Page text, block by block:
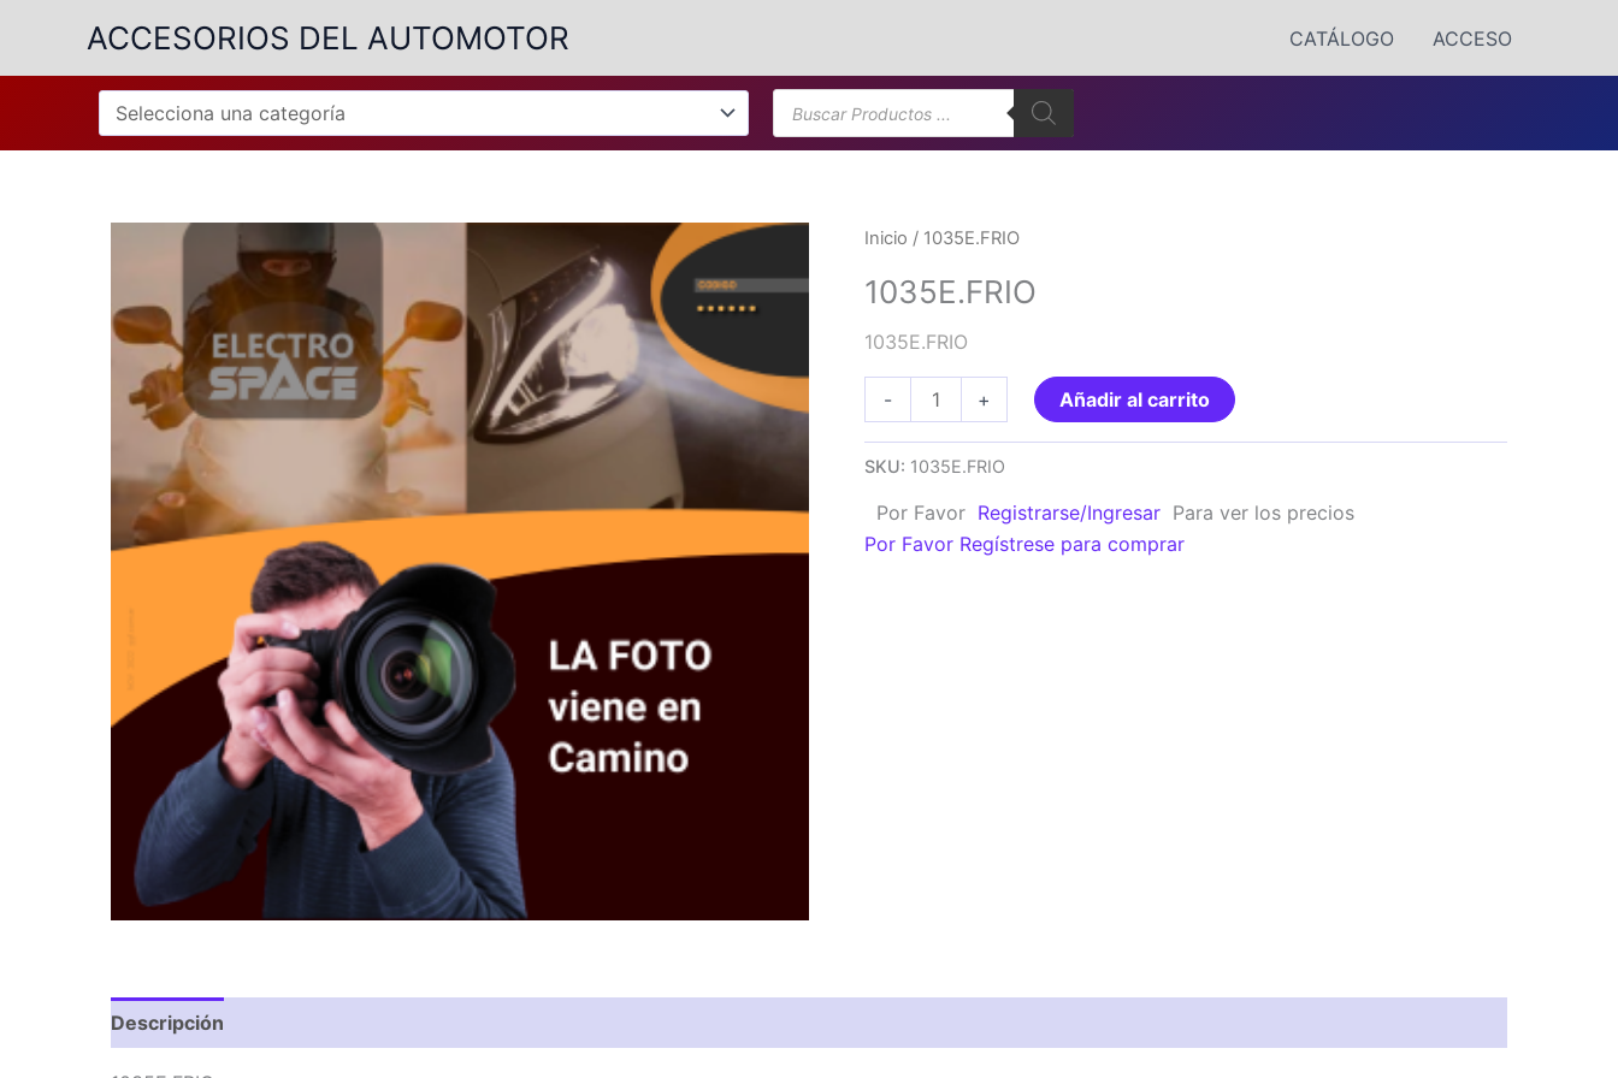
contenido
ACCESORIOS DEL AUTOMOTOR CATÁLOGO ACCESO
Búsqueda
de
productos
Inicio / 1035E.FRIO
1035E.FRIO
1035E.FRIO
-
1035E.FRIO
cantidad
+ Añadir al carrito
SKU: 1035E.FRIO
Por Favor Registrarse/Ingresar Para ver los precios
Por Favor Regístrese para comprar
Descripción